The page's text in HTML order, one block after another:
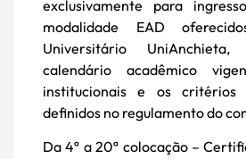
exclusivamente para
modalidade EAD
Universitário
calendário acadêmico
institucionais e os critérios
definidos no regulamento do
Da 4ª a 20ª colocação –